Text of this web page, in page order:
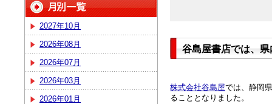
2027年10月
2026年08月
2026年07月
2026年03月
2026年01月
谷島屋書店では、
株式会社谷島屋では、静岡
ることとなりました。